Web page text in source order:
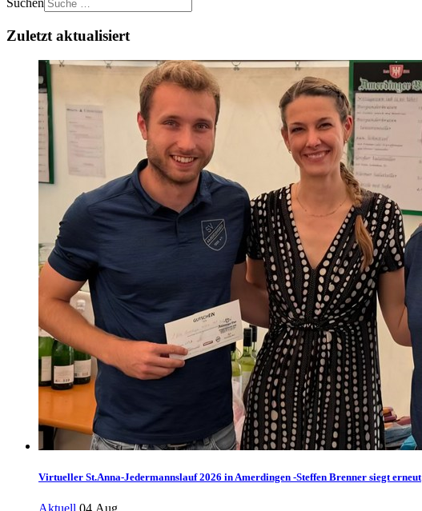
Suchen
Zuletzt aktualisiert
Virtueller St.Anna-Jedermannslauf 2026 in Amerdingen -Steffen Brenner siegt erneut
Aktuell 04.Aug.